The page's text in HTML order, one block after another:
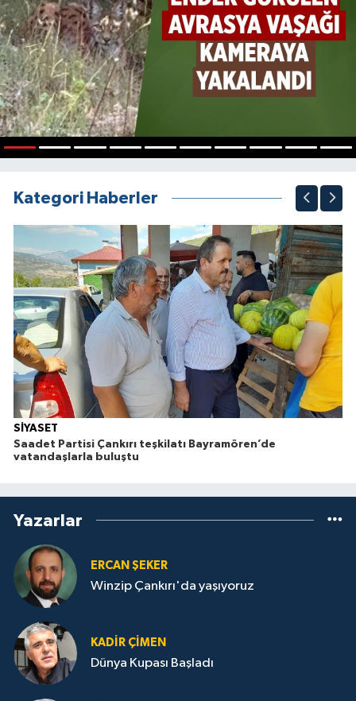
Kategori Haberler
SİYASET
Saadet Partisi Çankırı teşkilatı Bayramören’de
vatandaşlarla buluştu
Yazarlar
ERCAN ŞEKER
Winzip Çankırı'da yaşıyoruz
KADIR ÇIMEN
Dünya Kupası Başladı